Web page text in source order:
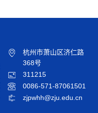
杭州市萧山区济仁路
368号
311215
0086-571-87061501
zjpwhh@zju.edu.cn